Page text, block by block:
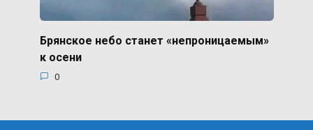
Брянское небо станет «непроницаемым»
к осени
0